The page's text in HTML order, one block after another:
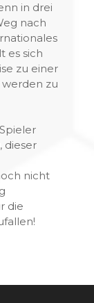
in drei
nach
es sich
zu einer
zu
dieser
nicht
die